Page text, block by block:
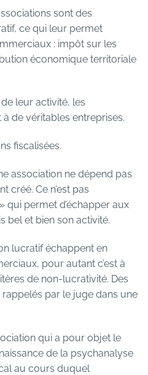
sont des
ce qui leur permet
: impôt sur les
économique territoriale
de leur activité, les
à de véritables entreprises.
fiscalisées.
association ne dépend pas
créé. Ce n’est pas
qui permet d’échapper aux
bel et bien son activité.
lucratif échappent en
pour autant c’est à
de non-lucrativité. Des
rappelés par le juge dans une
qui a pour objet le
de la psychanalyse
au cours duquel